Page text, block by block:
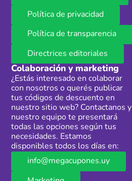
Política de privacidad
Política de transparencia
Directrices editoriales
Colaboración y marketing
¿Estás interesado en colaborar
con nosotros o querés publicar
tus códigos de descuento en
nuestro sitio web? Contactanos y
nuestro equipo te presentará
todas las opciones según tus
necesidades. Estamos
disponibles todos los días en:
info@megacupones.uy